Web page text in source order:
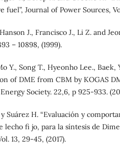
fuel”, Journal of Power Sources,
J., Francisco J., Li Z. and
– 10898, (1999).
Y., Song T., Hyeonho Lee.,
of DME from CBM by KOGAS
Society. 22,6, p 925-933.
Suárez H. “Evaluación y
lecho fi jo, para la síntesis de
13, 29-45, (2017).